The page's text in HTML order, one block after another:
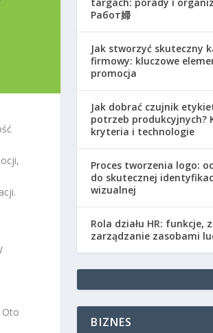
Oto
Работ婦
Jak stworzyć skuteczny
firmowy: kluczowe
promocja
Jak dobrać czujnik
potrzeb produkcyjnych?
kryteria i technologie
Proces tworzenia logo:
do skutecznej
wizualnej
Rola działu HR: funkcje,
zarządzanie zasobami
BIZNES